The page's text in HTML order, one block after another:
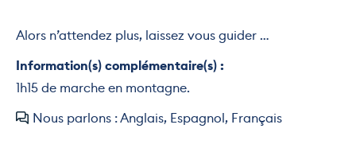
Alors n’attendez plus, laissez vous guider …
Information(s) complémentaire(s) :
1h15 de marche en montagne.
Nous parlons : Anglais, Espagnol, Français